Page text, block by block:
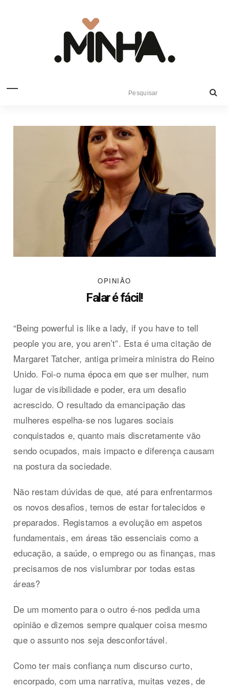
OPINIÃO
Falar é fácil!
“Being powerful is like a lady, if you have to tell
people you are, you aren’t”. Esta é uma citação de
Margaret Tatcher, antiga primeira ministra do Reino
Unido. Foi-o numa época em que ser mulher, num
lugar de visibilidade e poder, era um desafio
acrescido. O resultado da emancipação das
mulheres espelha-se nos lugares sociais
conquistados e, quanto mais discretamente vão
sendo ocupados, mais impacto e diferença causam
na postura da sociedade.
Não restam dúvidas de que, até para enfrentarmos
os novos desafios, temos de estar fortalecidos e
preparados. Registamos a evolução em aspetos
fundamentais, em áreas tão essenciais como a
educação, a saúde, o emprego ou as finanças, mas
precisamos de nos vislumbrar por todas estas
áreas?
De um momento para o outro é-nos pedida uma
opinião e dizemos sempre qualquer coisa mesmo
que o assunto nos seja desconfortável.
Como ter mais confiança num discurso curto,
encorpado, com uma narrativa, muitas vezes, de